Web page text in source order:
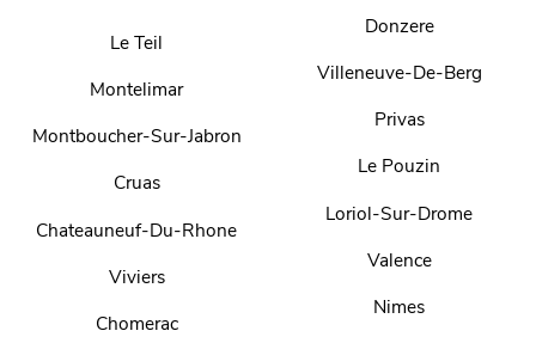
Le Teil
Montelimar
Montboucher-Sur-Jabron
Cruas
Chateauneuf-Du-Rhone
Viviers
Chomerac
Donzere
Villeneuve-De-Berg
Privas
Le Pouzin
Loriol-Sur-Drome
Valence
Nimes